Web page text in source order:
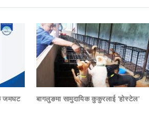
जमघट
बागलुङमा सामुदायिक कुकुरलाई ‘होस्टेल’